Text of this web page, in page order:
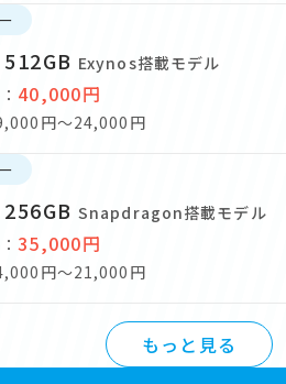
Exynos搭載モデル
40,000円
円～24,000円
Snapdragon搭載モデル
35,000円
円～21,000円
もっと見る